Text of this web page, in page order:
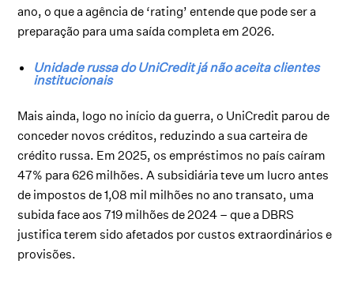
ano, o que a agência de ‘rating’ entende que pode ser a
preparação para uma saída completa em 2026.
Unidade russa do UniCredit já não aceita clientes
institucionais
Mais ainda, logo no início da guerra, o UniCredit parou de
conceder novos créditos, reduzindo a sua carteira de
crédito russa. Em 2025, os empréstimos no país caíram
47% para 626 milhões. A subsidiária teve um lucro antes
de impostos de 1,08 mil milhões no ano transato, uma
subida face aos 719 milhões de 2024 – que a DBRS
justifica terem sido afetados por custos extraordinários e
provisões.